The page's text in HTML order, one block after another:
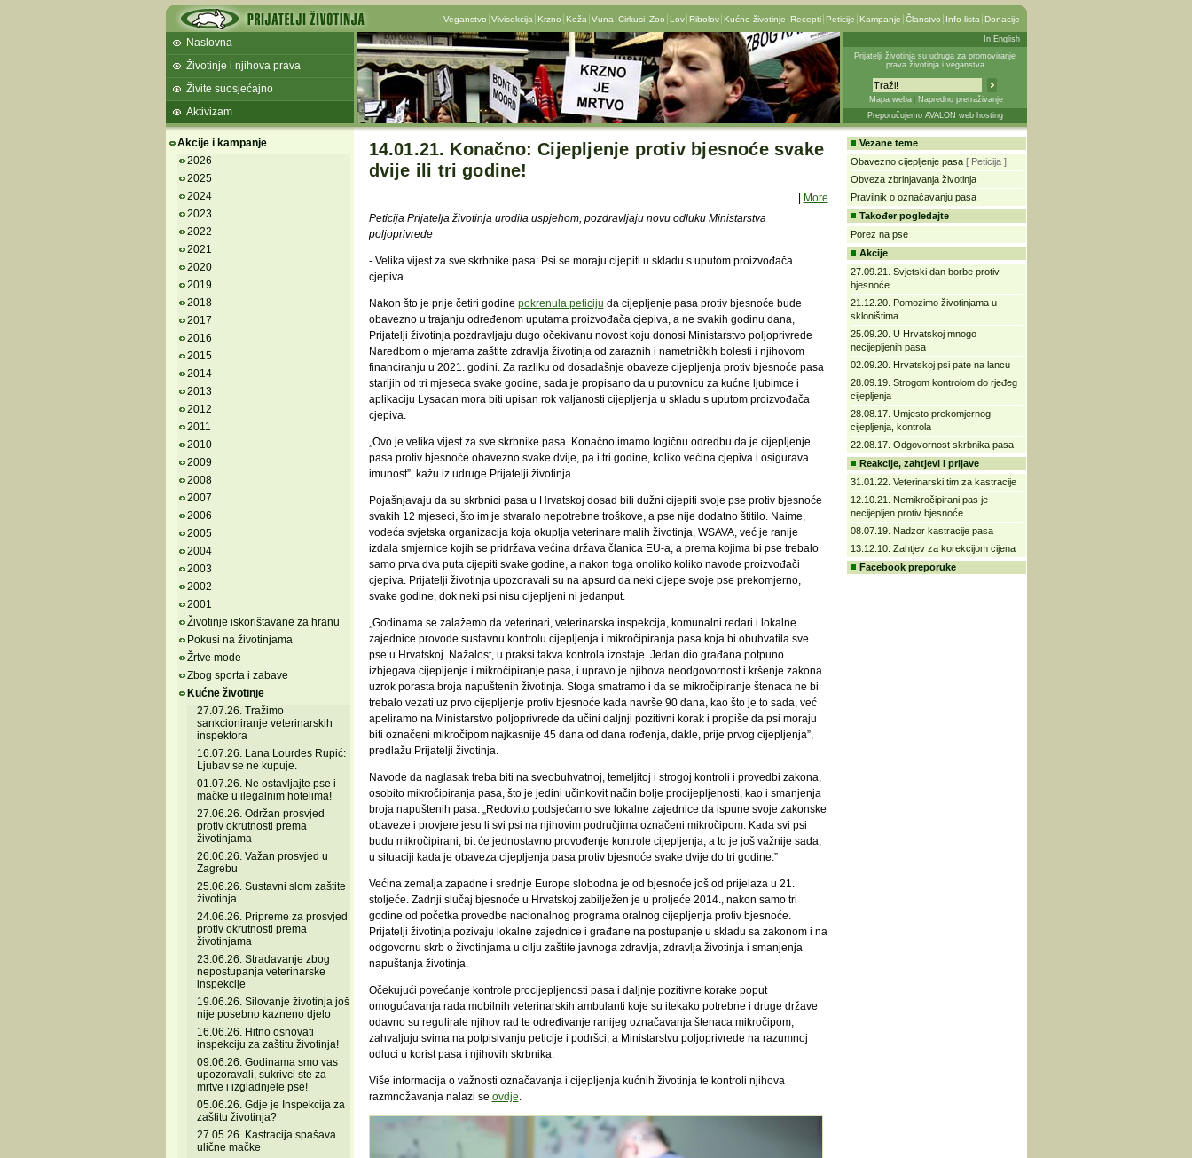
Veganstvo Vivisekcija Krzno Koža Vuna Cirkusi Zoo Lov Ribolov Kućne životinje Recepti Peticije Kampanje Članstvo Info lista Donacije
Naslovna
Životinje i njihova prava
Živite suosjećajno
Aktivizam
In English
Prijatelji životinja su udruga za promoviranje
prava životinja i veganstva
Mapa weba
Napredno pretraživanje
Preporučujemo AVALON web hosting
Akcije i kampanje
2026
2025
2024
2023
2022
2021
2020
2019
2018
2017
2016
2015
2014
2013
2012
2011
2010
2009
2008
2007
2006
2005
2004
2003
2002
2001
Životinje iskorištavane za hranu
Pokusi na životinjama
Žrtve mode
Zbog sporta i zabave
Kućne životinje
27.07.26. Tražimo
sankcioniranje veterinarskih
inspektora
16.07.26. Lana Lourdes Rupić:
Ljubav se ne kupuje.
01.07.26. Ne ostavljajte pse i
mačke u ilegalnim hotelima!
27.06.26. Održan prosvjed
protiv okrutnosti prema
životinjama
26.06.26. Važan prosvjed u
Zagrebu
25.06.26. Sustavni slom zaštite
životinja
24.06.26. Pripreme za prosvjed
protiv okrutnosti prema
životinjama
23.06.26. Stradavanje zbog
nepostupanja veterinarske
inspekcije
19.06.26. Silovanje životinja još
nije posebno kazneno djelo
16.06.26. Hitno osnovati
inspekciju za zaštitu životinja!
09.06.26. Godinama smo vas
upozoravali, sukrivci ste za
mrtve i izgladnjele pse!
05.06.26. Gdje je Inspekcija za
zaštitu životinja?
27.05.26. Kastracija spašava
ulične mačke
14.01.21. Konačno: Cijepljenje protiv bjesnoće svake
dvije ili tri godine!
More
Peticija Prijatelja životinja urodila uspjehom, pozdravljaju novu odluku Ministarstva
poljoprivrede
- Velika vijest za sve skrbnike pasa: Psi se moraju cijepiti u skladu s uputom proizvođača
cjepiva
Nakon što je prije četiri godine pokrenula peticiju da cijepljenje pasa protiv bjesnoće bude
obavezno u trajanju određenom uputama proizvođača cjepiva, a ne svakih godinu dana,
Prijatelji životinja pozdravljaju dugo očekivanu novost koju donosi Ministarstvo poljoprivrede
Naredbom o mjerama zaštite zdravlja životinja od zaraznih i nametničkih bolesti i njihovom
financiranju u 2021. godini. Za razliku od dosadašnje obaveze cijepljenja protiv bjesnoće pasa
starijih od tri mjeseca svake godine, sada je propisano da u putovnicu za kućne ljubimce i
aplikaciju Lysacan mora biti upisan rok valjanosti cijepljenja u skladu s uputom proizvođača
cjepiva.
„Ovo je velika vijest za sve skrbnike pasa. Konačno imamo logičnu odredbu da je cijepljenje
pasa protiv bjesnoće obavezno svake dvije, pa i tri godine, koliko većina cjepiva i osigurava
imunost”, kažu iz udruge Prijatelji životinja.
Pojašnjavaju da su skrbnici pasa u Hrvatskoj dosad bili dužni cijepiti svoje pse protiv bjesnoće
svakih 12 mjeseci, što im je stvaralo nepotrebne troškove, a pse nije dodatno štitilo. Naime,
vodeća svjetska organizacija koja okuplja veterinare malih životinja, WSAVA, već je ranije
izdala smjernice kojih se pridržava većina država članica EU-a, a prema kojima bi pse trebalo
samo prva dva puta cijepiti svake godine, a nakon toga onoliko koliko navode proizvođači
cjepiva. Prijatelji životinja upozoravali su na apsurd da neki cijepe svoje pse prekomjerno,
svake godine, dok neki psi nisu cijepljeni ni jedanput.
„Godinama se zalažemo da veterinari, veterinarska inspekcija, komunalni redari i lokalne
zajednice provode sustavnu kontrolu cijepljenja i mikročipiranja pasa koja bi obuhvatila sve
pse u Hrvatskoj. Nažalost, u praksi takva kontrola izostaje. Jedan dio građana potpuno
izbjegava cijepljenje i mikročipiranje pasa, i upravo je njihova neodgovornost i kršenje zakona
uzrok porasta broja napuštenih životinja. Stoga smatramo i da se mikročipiranje štenaca ne bi
trebalo vezati uz prvo cijepljenje protiv bjesnoće kada navrše 90 dana, kao što je to sada, već
apeliramo na Ministarstvo poljoprivrede da učini daljnji pozitivni korak i propiše da psi moraju
biti označeni mikročipom najkasnije 45 dana od dana rođenja, dakle, prije prvog cijepljenja”,
predlažu Prijatelji životinja.
Navode da naglasak treba biti na sveobuhvatnoj, temeljitoj i strogoj kontroli i provedbi zakona,
osobito mikročipiranja pasa, što je jedini učinkovit način bolje procijepljenosti, kao i smanjenja
broja napuštenih pasa: „Redovito podsjećamo sve lokalne zajednice da ispune svoje zakonske
obaveze i provjere jesu li svi psi na njihovim područjima označeni mikročipom. Kada svi psi
budu mikročipirani, bit će jednostavno provođenje kontrole cijepljenja, a to je još važnije sada,
u situaciji kada je obaveza cijepljenja pasa protiv bjesnoće svake dvije do tri godine.”
Većina zemalja zapadne i srednje Europe slobodna je od bjesnoće još od prijelaza u 21.
stoljeće. Zadnji slučaj bjesnoće u Hrvatskoj zabilježen je u proljeće 2014., nakon samo tri
godine od početka provedbe nacionalnog programa oralnog cijepljenja protiv bjesnoće.
Prijatelji životinja pozivaju lokalne zajednice i građane na postupanje u skladu sa zakonom i na
odgovornu skrb o životinjama u cilju zaštite javnoga zdravlja, zdravlja životinja i smanjenja
napuštanja životinja.
Očekujući povećanje kontrole procijepljenosti pasa i daljnje pozitivne korake poput
omogućavanja rada mobilnih veterinarskih ambulanti koje su itekako potrebne i druge države
odavno su regulirale njihov rad te određivanje ranijeg označavanja štenaca mikročipom,
zahvaljuju svima na potpisivanju peticije i podršci, a Ministarstvu poljoprivrede na razumnoj
odluci u korist pasa i njihovih skrbnika.
Više informacija o važnosti označavanja i cijepljenja kućnih životinja te kontroli njihova
razmnožavanja nalazi se ovdje.
Vezane teme
Obavezno cijepljenje pasa [ Peticija ]
Obveza zbrinjavanja životinja
Pravilnik o označavanju pasa
Također pogledajte
Porez na pse
Akcije
27.09.21. Svjetski dan borbe protiv
bjesnoće
21.12.20. Pomozimo životinjama u
skloništima
25.09.20. U Hrvatskoj mnogo
necijepljenih pasa
02.09.20. Hrvatskoj psi pate na lancu
28.09.19. Strogom kontrolom do rjeđeg
cijepljenja
28.08.17. Umjesto prekomjernog
cijepljenja, kontrola
22.08.17. Odgovornost skrbnika pasa
Reakcije, zahtjevi i prijave
31.01.22. Veterinarski tim za kastracije
12.10.21. Nemikročipirani pas je
necijepljen protiv bjesnoće
08.07.19. Nadzor kastracije pasa
13.12.10. Zahtjev za korekcijom cijena
Facebook preporuke